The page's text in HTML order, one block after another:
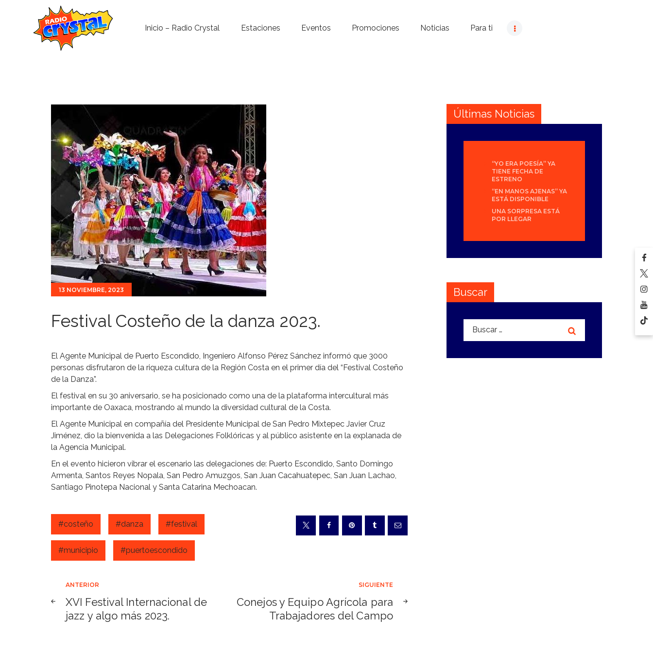
Inicio – Radio Crystal Estaciones Eventos Promociones Noticias Para ti
Noticias
Para ti
Contacto
13 NOVIEMBRE, 2023
Festival Costeño de la danza 2023.
El Agente Municipal de Puerto Escondido, Ingeniero Alfonso Pérez Sánchez informó que 3000
personas disfrutaron de la riqueza cultura de la Región Costa en el primer día del “Festival Costeño
de la Danza”.
El festival en su 30 aniversario, se ha posicionado como una de la plataforma intercultural más
importante de Oaxaca, mostrando al mundo la diversidad cultural de la Costa.
El Agente Municipal en compañía del Presidente Municipal de San Pedro Mixtepec Javier Cruz
Jiménez, dio la bienvenida a las Delegaciones Folklóricas y al público asistente en la explanada de
la Agencia Municipal.
En el evento hicieron vibrar el escenario las delegaciones de: Puerto Escondido, Santo Domingo
Armenta, Santos Reyes Nopala, San Pedro Amuzgos, San Juan Cacahuatepec, San Juan Lachao,
Santiago Pinotepa Nacional y Santa Catarina Mechoacan.
#costeño #danza #festival
#municipio #puertoescondido
Navegación
de
ANTERIOR
XVI Festival Internacional de
jazz y algo más 2023.
SIGUIENTE
Conejos y Equipo Agrícola para
Trabajadores del Campo
Últimas Noticias
“YO ERA POESÍA” YA
TIENE FECHA DE
ESTRENO
“EN MANOS AJENAS” YA
ESTÁ DISPONIBLE
UNA SORPRESA ESTÁ
POR LLEGAR
Buscar
Buscar: